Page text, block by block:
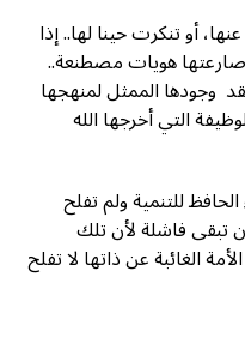
أو تنكرت حينا لها.. إذا
هويات مصطنعة..
وجودها الممثل لمنهجها
التي أخرجها الله
للتنمية ولم تفلح
تبقى فاشلة لأن تلك
الغائبة عن ذاتها لا تفلح